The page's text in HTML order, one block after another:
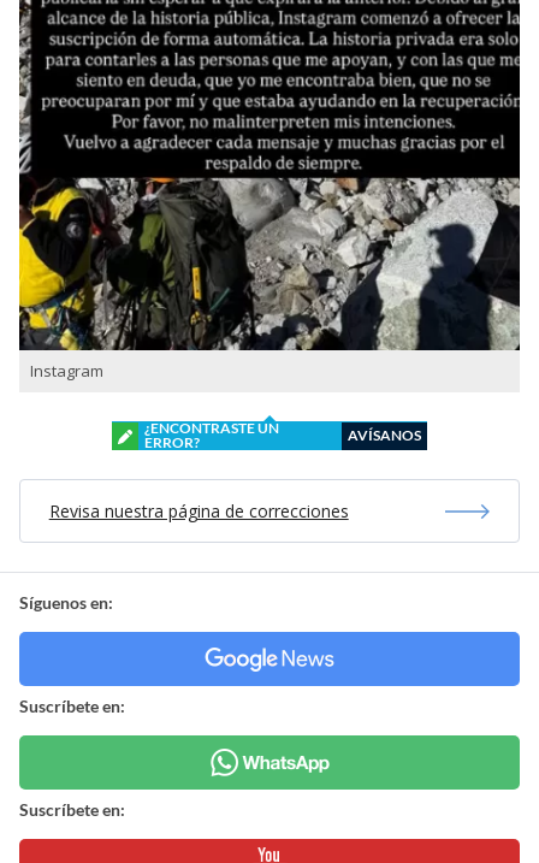
Instagram
¿ENCONTRASTE UN
ERROR?
AVÍSANOS
Revisa nuestra página de correcciones
Síguenos en:
Suscríbete en:
Suscríbete en: